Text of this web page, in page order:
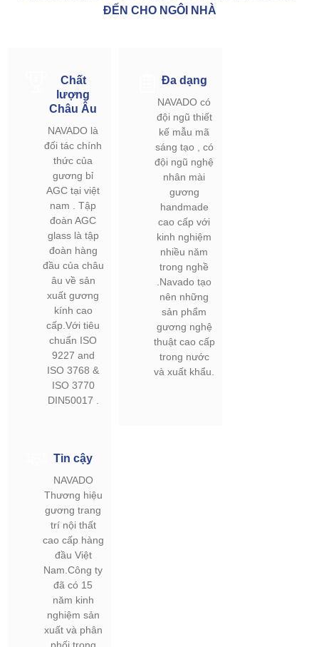
ĐẾN CHO NGÔI NHÀ
Chất
lượng
Châu Âu
NAVADO là
đối tác chính
thức của
gương bỉ
AGC tại việt
nam . Tập
đoàn AGC
glass là tập
đoàn hàng
đầu của châu
âu về sản
xuất gương
kính cao
cấp.Với tiêu
chuẩn ISO
9227 and
ISO 3768 &
ISO 3770
DIN50017 .
Đa dạng
NAVADO có
đội ngũ thiết
kế mẫu mã
sáng tạo , có
đội ngũ nghệ
nhân mài
gương
handmade
cao cấp với
kinh nghiệm
nhiều năm
trong nghề
.Navado tạo
nên những
sản phẩm
gương nghệ
thuật cao cấp
trong nước
và xuất khẩu.
Tin cậy
NAVADO
Thương hiệu
gương trang
trí nội thất
cao cấp hàng
đầu Việt
Nam.Công ty
đã có 15
năm kinh
nghiệm sản
xuất và phân